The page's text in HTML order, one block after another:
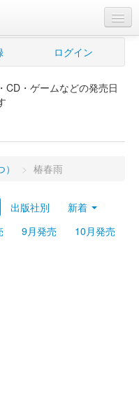
ログイン
CD・ゲームなどの発売日
> 椿春雨
出版社別
新着
9月発売 10月発売